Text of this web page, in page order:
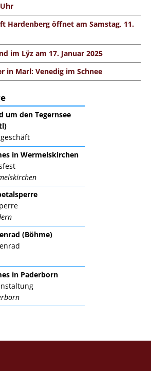
Hardenberg öffnet am Samstag, 11.
im Lÿz am 17. Januar 2025
in Marl: Venedig im Schnee
um den Tegernsee
in Wermelskirchen
(Böhme)
in Paderborn